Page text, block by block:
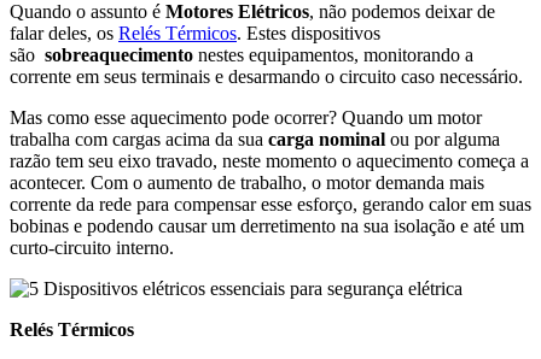
Quando o assunto é Motores Elétricos, não podemos deixar de
falar deles, os Relés Térmicos. Estes dispositivos
são sobreaquecimento nestes equipamentos, monitorando a
corrente em seus terminais e desarmando o circuito caso necessário.
Mas como esse aquecimento pode ocorrer? Quando um motor
trabalha com cargas acima da sua carga nominal ou por alguma
razão tem seu eixo travado, neste momento o aquecimento começa a
acontecer. Com o aumento de trabalho, o motor demanda mais
corrente da rede para compensar esse esforço, gerando calor em suas
bobinas e podendo causar um derretimento na sua isolação e até um
curto-circuito interno.
Relés Térmicos